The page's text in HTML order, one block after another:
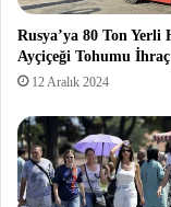
Rusya’ya 80 Ton
Ayçiçeği Tohumu
12 Aralık 2024